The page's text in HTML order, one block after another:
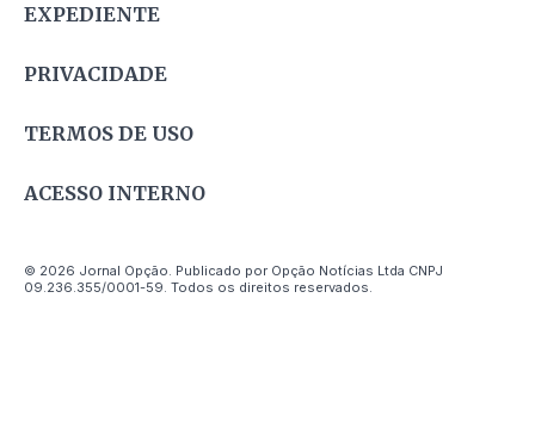
EXPEDIENTE
PRIVACIDADE
TERMOS DE USO
ACESSO INTERNO
© 2026 Jornal Opção. Publicado por Opção Notícias Ltda CNPJ
09.236.355/0001-59. Todos os direitos reservados.